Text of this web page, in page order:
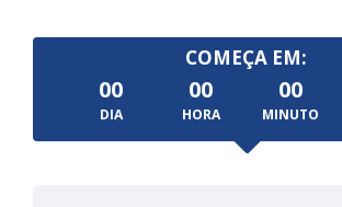
COMEÇA EM:
00
DIA
00
HORA
00
MINUTO